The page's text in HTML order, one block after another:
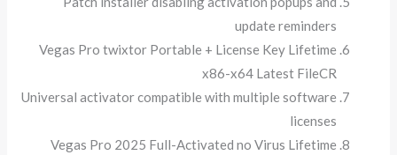
update reminders
Vegas Pro twixtor Portable + License Key Lifetime
x86-x64 Latest FileCR
Universal activator compatible with multiple software
licenses
Vegas Pro 2025 Full-Activated no Virus Lifetime